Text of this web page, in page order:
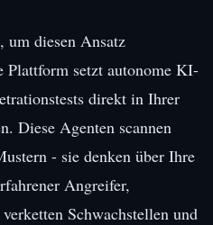
diesen Ansatz
Plattform setzt autonome KI-
direkt in Ihrer
Diese Agenten scannen
- sie denken über Ihre
Angreifer,
Schwachstellen und